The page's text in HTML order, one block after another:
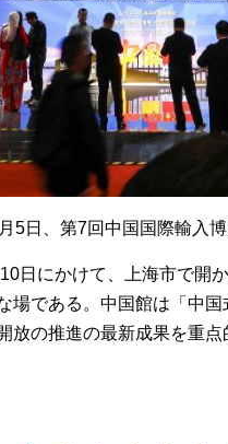
5日、第7回中国国際輸入
日にかけて、上海市で開
場である。中国館は「中
放の推進の最新成果を重